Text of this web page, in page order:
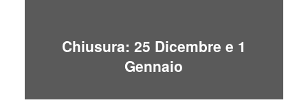
Chiusura: 25 Dicembre e 1
Gennaio